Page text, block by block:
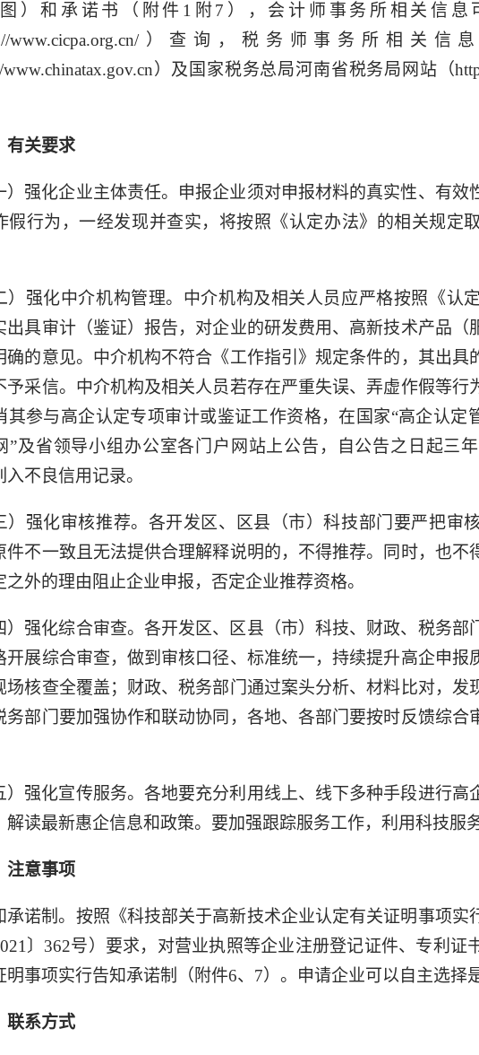
）和承诺书（附件1附7），会计师事务所相关信息
www.cicpa.org.cn/）查询，税务师事务所相关
www.chinatax.gov.cn）及国家税务总局河南省税务局网站（
有关要求
）强化企业主体责任。申报企业须对申报材料的真实性、有
假行为，一经发现并查实，将按照《认定办法》的相关规定
）强化中介机构管理。中介机构及相关人员应严格按照《认
出具审计（鉴证）报告，对企业的研发费用、高新技术产品（
确的意见。中介机构不符合《工作指引》规定条件的，其出具
予采信。中介机构及相关人员若存在严重失误、弄虚作假等行
其参与高企认定专项审计或鉴证工作资格，在国家“高企认定
”及省领导小组办公室各门户网站上公告，自公告之日起三
不良信用记录。
）强化审核推荐。各开发区、区县（市）科技部门要严把审
件不一致且无法提供合理解释说明的，不得推荐。同时，也不
之外的理由阻止企业申报，否定企业推荐资格。
）强化综合审查。各开发区、区县（市）科技、财政、税务部
开展综合审查，做到审核口径、标准统一，持续提升高企申报
场核查全覆盖；财政、税务部门通过案头分析、材料比对，发
务部门要加强协作和联动协同，各地、各部门要按时反馈综合
）强化宣传服务。各地要充分利用线上、线下多种手段进行
解读最新惠企信息和政策。要加强跟踪服务工作，利用科技服
注意事项
承诺制。按照《科技部关于高新技术企业认定有关证明事项实
〕362号）要求，对营业执照等企业注册登记证件、专利证
明事项实行告知承诺制（附件6、7）。申请企业可以自主选择
联系方式